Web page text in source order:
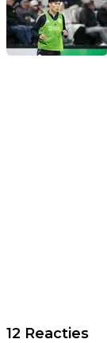
12 Reacties